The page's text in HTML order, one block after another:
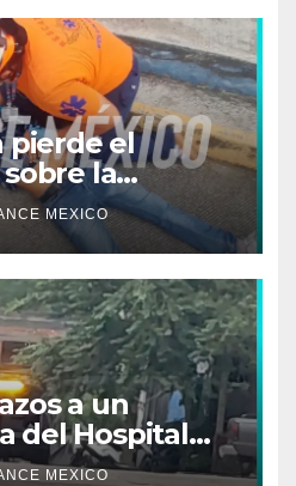
pierde el
la
MEXICO
a un
del Hospital
MEXICO